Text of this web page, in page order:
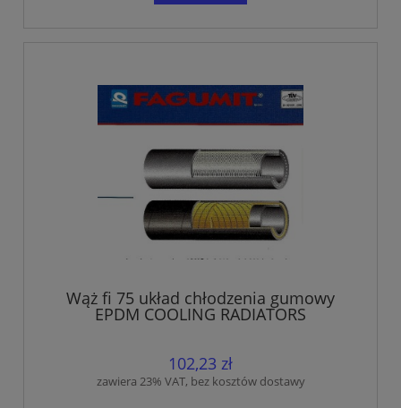
Wąż fi 75 układ chłodzenia gumowy
EPDM COOLING RADIATORS
102,23 zł
zawiera 23% VAT, bez kosztów dostawy